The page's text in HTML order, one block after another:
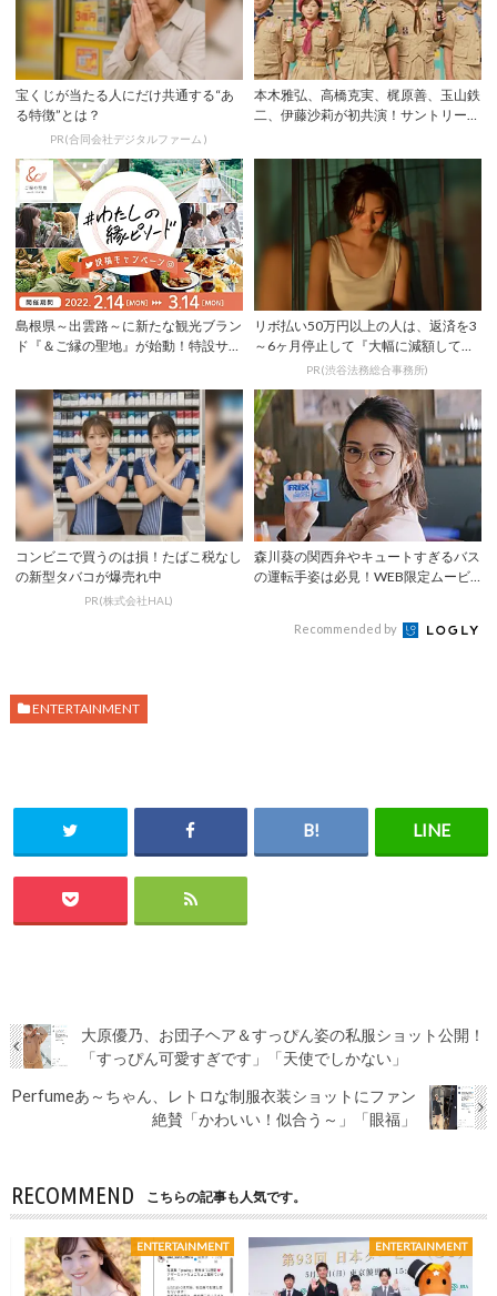
宝くじが当たる人にだけ共通する“あ
る特徴”とは？
PR(合同会社デジタルファーム )
本木雅弘、高橋克実、梶原善、玉山鉄
二、伊藤沙莉が初共演！サントリー新
島根県～出雲路～に新たな観光ブラン
ド『＆ご縁の聖地』が始動！特設サイ
リボ払い50万円以上の人は、返済を3
～6ヶ月停止して『大幅に減額してか
ら返済する...PR(渋谷法務総合事務所)
コンビニで買うのは損！たばこ税なし
の新型タバコが爆売れ中
PR(株式会社HAL)
森川葵の関西弁やキュートすぎるバス
の運転手姿は必見！WEB限定ムービ
Recommended by
ENTERTAINMENT
大原優乃、お団子ヘア＆すっぴん姿の私服ショット公開！
「すっぴん可愛すぎです」「天使でしかない」
Perfumeあ～ちゃん、レトロな制服衣装ショットにファン
絶賛「かわいい！似合う～」「眼福」
RECOMMEND こちらの記事も人気です。
ENTERTAINMENT ENTERTAINMENT